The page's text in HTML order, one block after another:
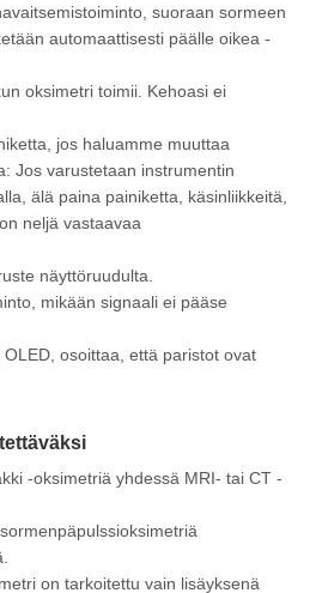
suoraan sormeen
automaattisesti päälle oikea -
oksimetri toimii. Kehoasi ei
jos haluamme muuttaa
Jos varustetaan instrumentin
älä paina painiketta, käsinliikkeitä,
neljä vastaavaa
näyttöruudulta.
mikään signaali ei pääse
osoittaa, että paristot ovat
-oksimetriä yhdessä MRI- tai CT -
on tarkoitettu vain lisäyksenä